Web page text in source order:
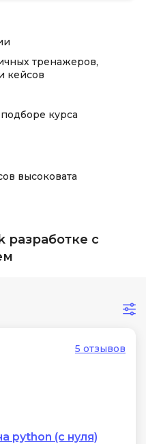
тренажеров,
кейсов
курса
высоковата
разработке с
5 отзывов
python (с нуля)